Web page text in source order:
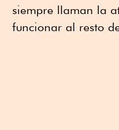
siempre llaman la
funcionar al resto